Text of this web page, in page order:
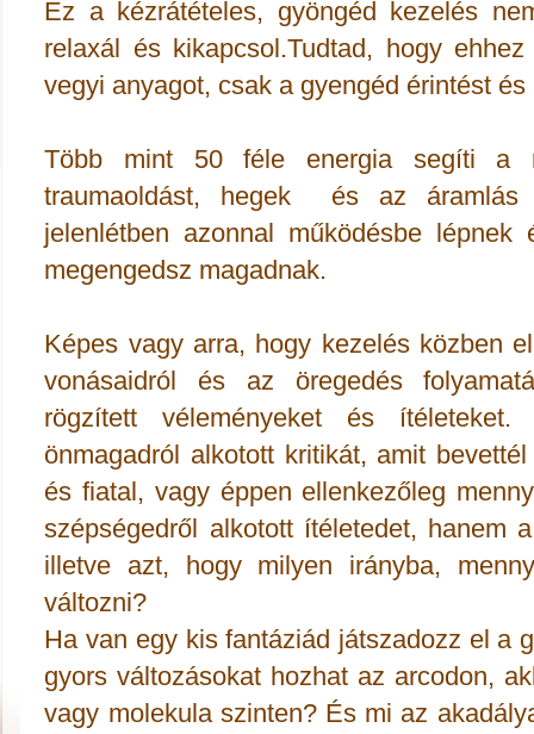
Ez a kézrátételes, gyöngéd kezelés
relaxál és kikapcsol.Tudtad, hogy
vegyi anyagot, csak a gyengéd érintést
Több mint 50 féle energia segíti a
traumaoldást, hegek és az áramlás
jelenlétben azonnal működésbe
megengedsz magadnak.
Képes vagy arra, hogy kezelés közben
vonásaidról és az öregedés
rögzített véleményeket és
önmagadról alkotott kritikát, amit
és fiatal, vagy éppen ellenkezőleg
szépségedről alkotott ítéletedet, hanem
illetve azt, hogy milyen irányba,
változni?
Ha van egy kis fantáziád játszadozz el a
gyors változásokat hozhat az arcodon,
vagy molekula szinten? És mi az